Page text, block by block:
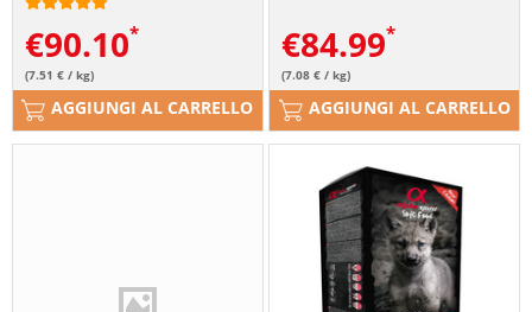
€90.10
(7.51 € / kg)
AGGIUNGI AL CARRELLO
€84.99
(7.08 € / kg)
AGGIUNGI AL CARRELLO